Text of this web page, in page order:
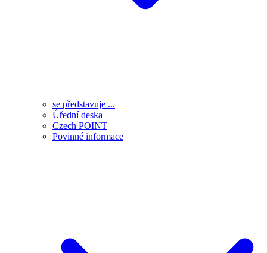
se představuje ...
Úřední deska
Czech POINT
Povinné informace